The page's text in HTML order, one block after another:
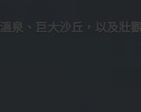
泉、巨大沙丘，以及壯